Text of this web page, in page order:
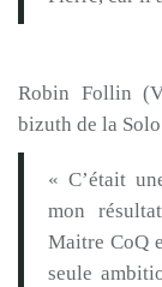
Robin Follin (
bizuth de la
« C’était
mon
Maitre CoQ
seule